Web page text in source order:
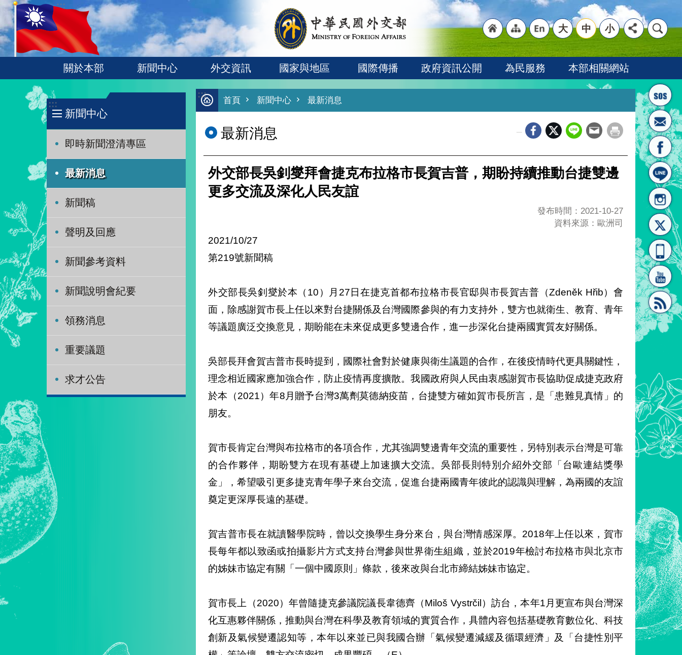
跳到主要內容區塊
:::
首頁
結]"
"網
站導
[連
"英
文語
大 中 小
關於本部 新聞中心 外交資訊 國家與地區 國際傳播 政府資訊公開 為民服務 本部相關網站
:::
新聞中心
即時新聞澄清專區
最新消息
新聞稿
聲明及回應
新聞參考資料
新聞說明會紀要
領務消息
重要議題
求才公告
:::
首頁 新聞中心 最新消息
最新消息
外交部長吳釗燮拜會捷克布拉格市長賀吉普，期盼持續推動台捷雙邊
更多交流及深化人民友誼
發布時間：2021-10-27
資料來源：歐洲司
2021/10/27
第219號新聞稿
外交部長吳釗燮於本（10）月27日在捷克首都布拉格市長官邸與市長賀吉普（Zdeněk Hřib）會
面，除感謝賀市長上任以來對台捷關係及台灣國際參與的有力支持外，雙方也就衛生、教育、青年
等議題廣泛交換意見，期盼能在未來促成更多雙邊合作，進一步深化台捷兩國實質友好關係。
吳部長拜會賀吉普市長時提到，國際社會對於健康與衛生議題的合作，在後疫情時代更具關鍵性，
理念相近國家應加強合作，防止疫情再度擴散。我國政府與人民由衷感謝賀市長協助促成捷克政府
於本（2021）年8月贈予台灣3萬劑莫德納疫苗，台捷雙方確如賀市長所言，是「患難見真情」的
朋友。
賀市長肯定台灣與布拉格市的各項合作，尤其強調雙邊青年交流的重要性，另特別表示台灣是可靠
的合作夥伴，期盼雙方在現有基礎上加速擴大交流。吳部長則特別介紹外交部「台歐連結獎學
金」，希望吸引更多捷克青年學子來台交流，促進台捷兩國青年彼此的認識與理解，為兩國的友誼
奠定更深厚長遠的基礎。
賀吉普市長在就讀醫學院時，曾以交換學生身分來台，與台灣情感深厚。2018年上任以來，賀市
長每年都以致函或拍攝影片方式支持台灣參與世界衛生組織，並於2019年檢討布拉格市與北京市
的姊妹市協定有關「一個中國原則」條款，後來改與台北市締結姊妹市協定。
賀市長上（2020）年曾隨捷克參議院議長韋德齊（Miloš Vystrčil）訪台，本年1月更宣布與台灣深
化互惠夥伴關係，推動與台灣在科學及教育領域的實質合作，具體內容包括基礎教育數位化、科技
創新及氣候變遷認知等，本年以來並已與我國合辦「氣候變遷減緩及循環經濟」及「台捷性別平